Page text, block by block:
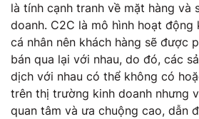
là tính cạnh tranh về mặt hàng và
doanh. C2C là mô hình hoạt động
cá nhân nên khách hàng sẽ được
bán qua lại với nhau, do đó, các
dịch với nhau có thể không có
trên thị trường kinh doanh nhưng
quan tâm và ưa chuộng cao, dẫn